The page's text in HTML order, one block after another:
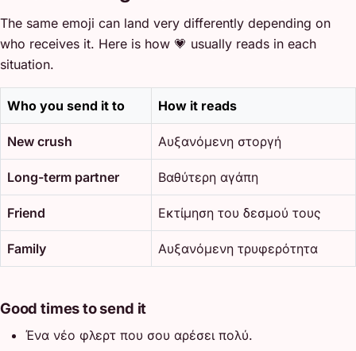
The same emoji can land very differently depending on
who receives it. Here is how 💗 usually reads in each
situation.
Who you send it to How it reads
New crush Αυξανόμενη στοργή
Long-term partner Βαθύτερη αγάπη
Friend Εκτίμηση του δεσμού τους
Family Αυξανόμενη τρυφερότητα
Good times to send it
Ένα νέο φλερτ που σου αρέσει πολύ.